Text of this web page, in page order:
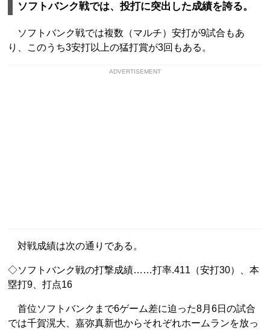
ソフトバンク戦では、投打に突出した成績を誇る。
ソフトバンク戦では複数（マルチ）安打が9試合もあ
り、このうち3安打以上の猛打賞が3回もある。
ADVERTISEMENT
対戦成績は次の通りである。
◇ソフトバンク戦の打撃成績……打率.411（安打30）、本
塁打9、打点16
首位ソフトバンクまで6ゲーム差に迫った8月6日の試合
では千賀滉大、嘉弥真新也からそれぞれホームランを放っ